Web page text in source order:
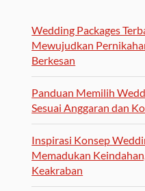
Wedding Packages
Mewujudkan
Berkesan
Panduan Memilih
Sesuai Anggaran dan
Inspirasi Konsep
Memadukan
Keakraban